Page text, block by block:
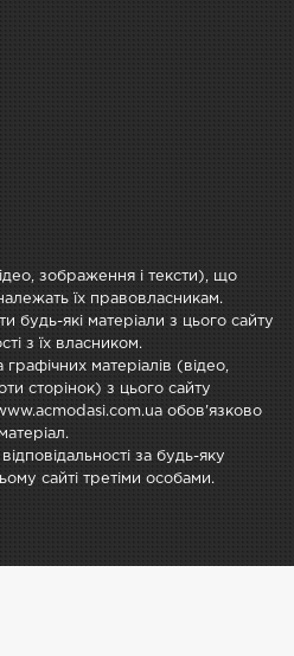
зображення і тексти), що
їх правовласникам.
будь-які матеріали з цього сайту
з їх власником.
матеріалів (відео,
сторінок) з цього сайту
обов'язково
за будь-яку
сайті третіми особами.